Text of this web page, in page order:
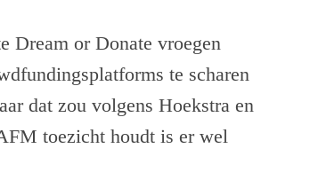
Dream or Donate vroegen
te scharen
dat zou volgens Hoekstra en
toezicht houdt is er wel